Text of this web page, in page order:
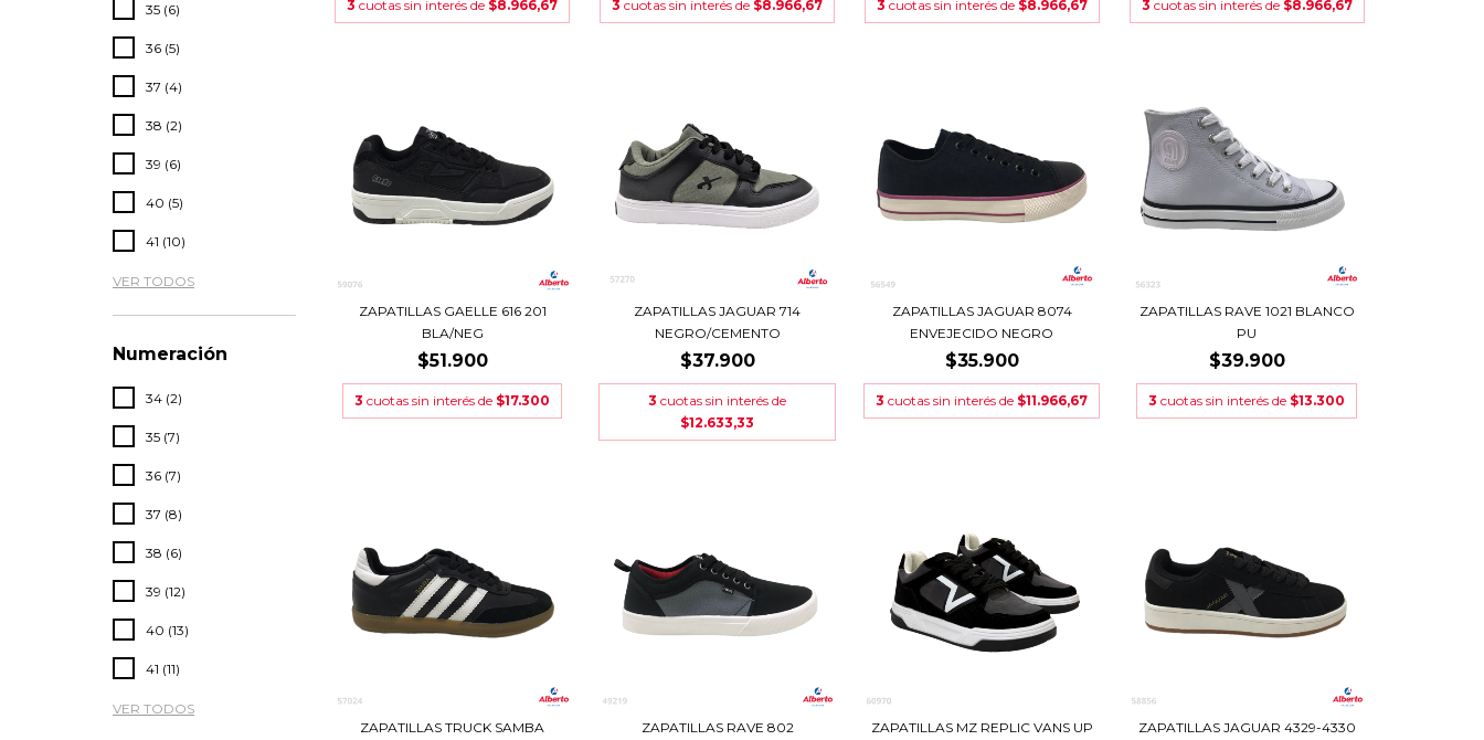
35 (6)
36 (5)
37 (4)
38 (2)
39 (6)
40 (5)
41 (10)
VER TODOS
Numeración
34 (2)
35 (7)
36 (7)
37 (8)
38 (6)
39 (12)
40 (13)
41 (11)
VER TODOS
3 cuotas sin interés de $8.966,67 3 cuotas sin interés de $8.966,67 3 cuotas sin interés de $8.966,67 3 cuotas sin interés de $8.966,67
ZAPATILLAS GAELLE 616 201
BLA/NEG
$51.900
3 cuotas sin interés de $17.300
ZAPATILLAS JAGUAR 714
NEGRO/CEMENTO
$37.900
3 cuotas sin interés de
$12.633,33
ZAPATILLAS JAGUAR 8074
ENVEJECIDO NEGRO
$35.900
3 cuotas sin interés de $11.966,67
ZAPATILLAS RAVE 1021 BLANCO
PU
$39.900
3 cuotas sin interés de $13.300
ZAPATILLAS TRUCK SAMBA
ZAPATILLAS RAVE 802
ZAPATILLAS MZ REPLIC VANS UP
ZAPATILLAS JAGUAR 4329-4330